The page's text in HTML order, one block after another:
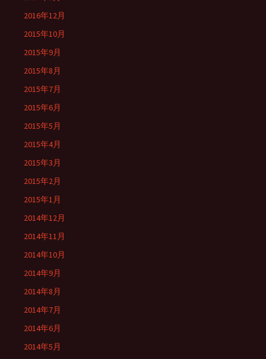
2016年12月
2015年10月
2015年9月
2015年8月
2015年7月
2015年6月
2015年5月
2015年4月
2015年3月
2015年2月
2015年1月
2014年12月
2014年11月
2014年10月
2014年9月
2014年8月
2014年7月
2014年6月
2014年5月